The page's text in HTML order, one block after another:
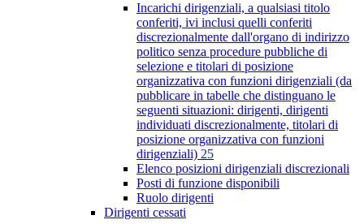
Incarichi dirigenziali, a qualsiasi titolo
conferiti, ivi inclusi quelli conferiti
discrezionalmente dall'organo di indirizzo
politico senza procedure pubbliche di
selezione e titolari di posizione
organizzativa con funzioni dirigenziali (da
pubblicare in tabelle che distinguano le
seguenti situazioni: dirigenti, dirigenti
individuati discrezionalmente, titolari di
posizione organizzativa con funzioni
dirigenziali) 25
Elenco posizioni dirigenziali discrezionali
Posti di funzione disponibili
Ruolo dirigenti
Dirigenti cessati